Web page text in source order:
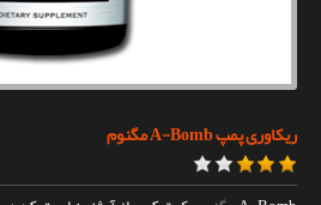
ریکاوری پمپ A-Bomb مگنوم